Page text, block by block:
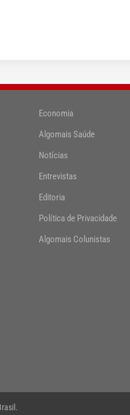
Economia
Algomais Saúde
Notícias
Entrevistas
Editoria
Política de Privacidade
Algomais Colunistas